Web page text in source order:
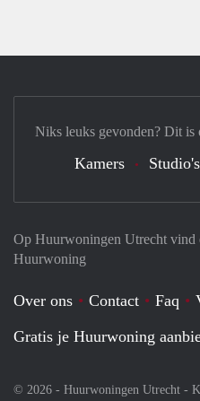
Op Huurwoningen Utrecht vind
Huurwoning
Over ons Contact Faq
Gratis je Huurwoning
© 2026 - Huurwoningen Utrecht -
Niks leuks gevonden? Dit is
Kamers Studio's